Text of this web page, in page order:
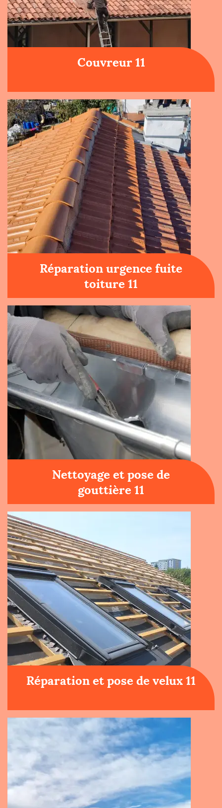
Couvreur 11
Réparation urgence fuite
toiture 11
Nettoyage et pose de
gouttière 11
Réparation et pose de velux 11